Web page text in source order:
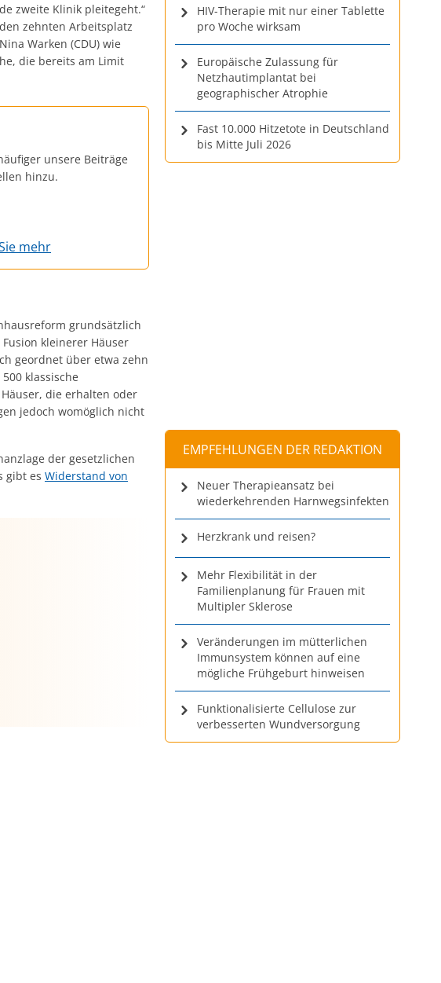
zweite Klinik pleitegeht.“
zehnten Arbeitsplatz
Warken (CDU) wie
die bereits am Limit
unsere Beiträge
hinzu.
mehr
grundsätzlich
kleinerer Häuser
geordnet über etwa zehn
klassische
die erhalten oder
jedoch womöglich nicht
der gesetzlichen
gibt es Widerstand von
HIV-Therapie mit nur einer Tablette
pro Woche wirksam
Europäische Zulassung für
Netzhautimplantat bei
geographischer Atrophie
Fast 10.000 Hitzetote in Deutschland
bis Mitte Juli 2026
EMPFEHLUNGEN DER REDAKTION
Neuer Therapieansatz bei
wiederkehrenden Harnwegsinfekten
Herzkrank und reisen?
Mehr Flexibilität in der
Familienplanung für Frauen mit
Multipler Sklerose
Veränderungen im mütterlichen
Immunsystem können auf eine
mögliche Frühgeburt hinweisen
Funktionalisierte Cellulose zur
verbesserten Wundversorgung